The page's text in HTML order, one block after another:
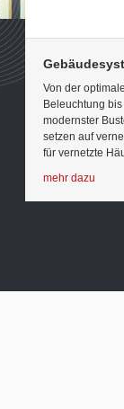
Von der
Beleuchtung
modernster
setzen auf
für vernetzte
mehr dazu